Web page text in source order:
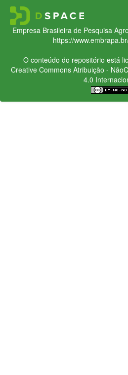
Empresa Brasileira de Pesquisa
https://
O conteúdo do repositório está
Creative CommonsAtribuição -
4.0